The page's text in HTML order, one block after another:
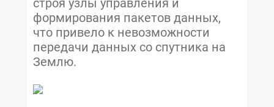
строя узлы управления и
формирования пакетов данных,
что привело к невозможности
передачи данных со спутника на
Землю.